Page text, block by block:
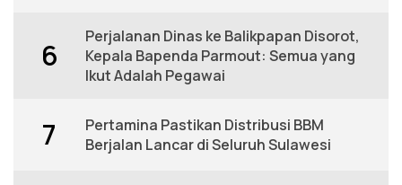
6
Perjalanan Dinas ke Balikpapan Disorot,
Kepala Bapenda Parmout: Semua yang
Ikut Adalah Pegawai
7
Pertamina Pastikan Distribusi BBM
Berjalan Lancar di Seluruh Sulawesi